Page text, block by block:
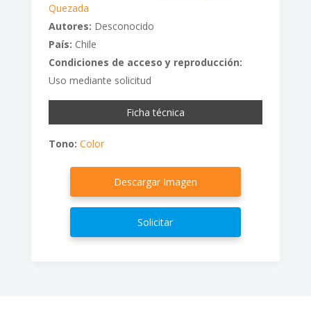
Quezada
Autores: Desconocido
País: Chile
Condiciones de acceso y reproducción:
Uso mediante solicitud
Ficha técnica
Tono: Color
Descargar Imagen
Solicitar